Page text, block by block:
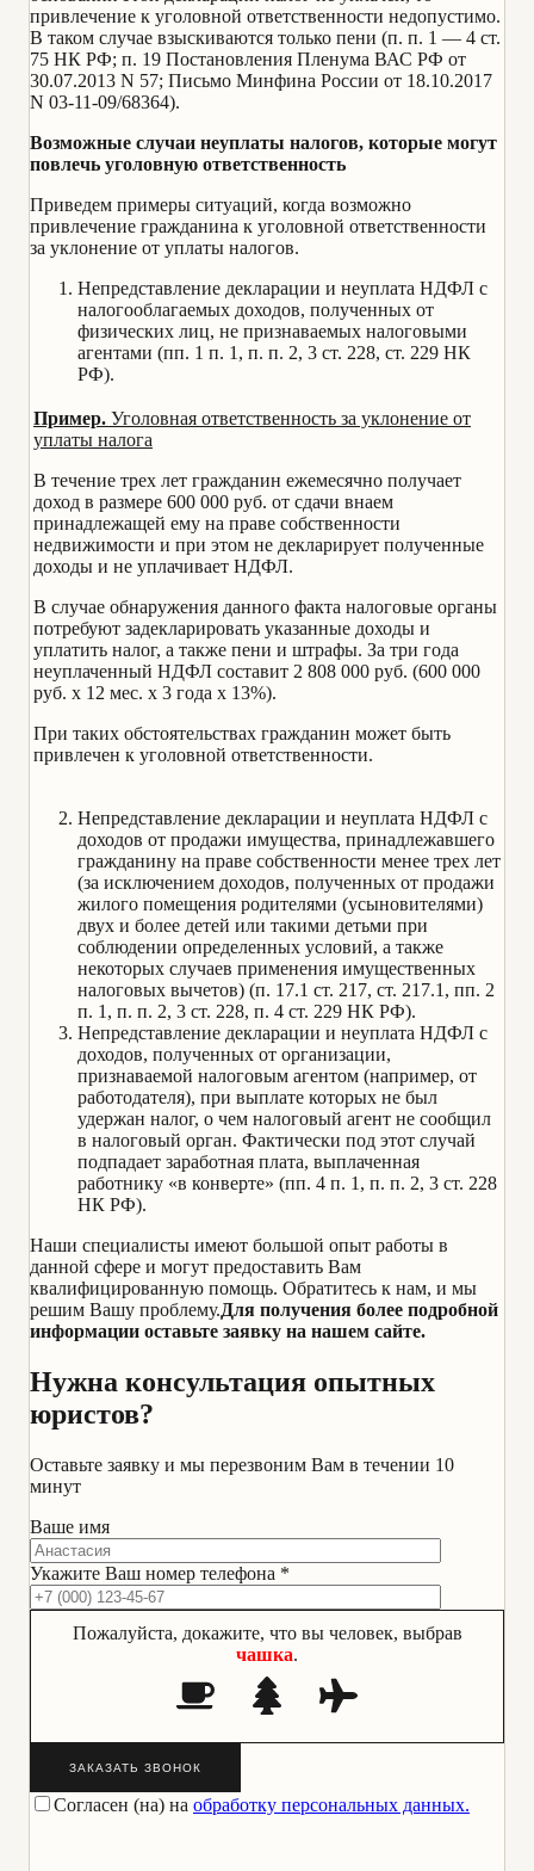
привлечение к уголовной ответственности недопустимо.
В таком случае взыскиваются только пени (п. п. 1 — 4 ст.
75 НК РФ; п. 19 Постановления Пленума ВАС РФ от
30.07.2013 N 57; Письмо Минфина России от 18.10.2017
N 03-11-09/68364).
Возможные случаи неуплаты налогов, которые могут
повлечь уголовную ответственность
Приведем примеры ситуаций, когда возможно
привлечение гражданина к уголовной ответственности
за уклонение от уплаты налогов.
Непредставление декларации и неуплата НДФЛ с
налогооблагаемых доходов, полученных от
физических лиц, не признаваемых налоговыми
агентами (пп. 1 п. 1, п. п. 2, 3 ст. 228, ст. 229 НК
РФ).
Пример. Уголовная ответственность за уклонение от
уплаты налога
В течение трех лет гражданин ежемесячно получает
доход в размере 600 000 руб. от сдачи внаем
принадлежащей ему на праве собственности
недвижимости и при этом не декларирует полученные
доходы и не уплачивает НДФЛ.
В случае обнаружения данного факта налоговые органы
потребуют задекларировать указанные доходы и
уплатить налог, а также пени и штрафы. За три года
неуплаченный НДФЛ составит 2 808 000 руб. (600 000
руб. x 12 мес. x 3 года x 13%).
При таких обстоятельствах гражданин может быть
привлечен к уголовной ответственности.
Непредставление декларации и неуплата НДФЛ с
доходов от продажи имущества, принадлежавшего
гражданину на праве собственности менее трех лет
(за исключением доходов, полученных от продажи
жилого помещения родителями (усыновителями)
двух и более детей или такими детьми при
соблюдении определенных условий, а также
некоторых случаев применения имущественных
налоговых вычетов) (п. 17.1 ст. 217, ст. 217.1, пп. 2
п. 1, п. п. 2, 3 ст. 228, п. 4 ст. 229 НК РФ).
Непредставление декларации и неуплата НДФЛ с
доходов, полученных от организации,
признаваемой налоговым агентом (например, от
работодателя), при выплате которых не был
удержан налог, о чем налоговый агент не сообщил
в налоговый орган. Фактически под этот случай
подпадает заработная плата, выплаченная
работнику «в конверте» (пп. 4 п. 1, п. п. 2, 3 ст. 228
НК РФ).
Наши специалисты имеют большой опыт работы в
данной сфере и могут предоставить Вам
квалифицированную помощь. Обратитесь к нам, и мы
решим Вашу проблему.Для получения более подробной
информации оставьте заявку на нашем сайте.
Нужна консультация опытных
юристов?
Оставьте заявку и мы перезвоним Вам в течении 10
минут
Ваше имя
Укажите Ваш номер телефона *
Пожалуйста, докажите, что вы человек, выбрав
чашка.
ЗАКАЗАТЬ ЗВОНОК
Согласен (на) на обработку персональных данных.